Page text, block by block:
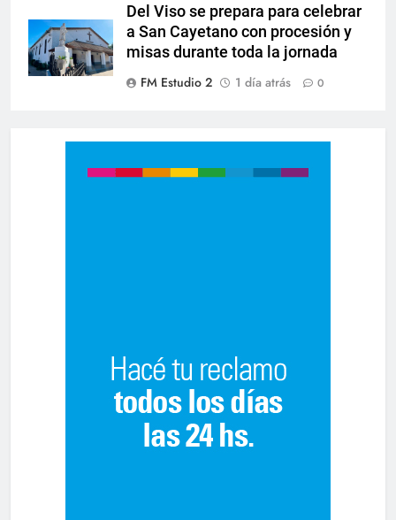
Del Viso se prepara para celebrar
a San Cayetano con procesión y
misas durante toda la jornada
FM Estudio 2
1 día atrás 0